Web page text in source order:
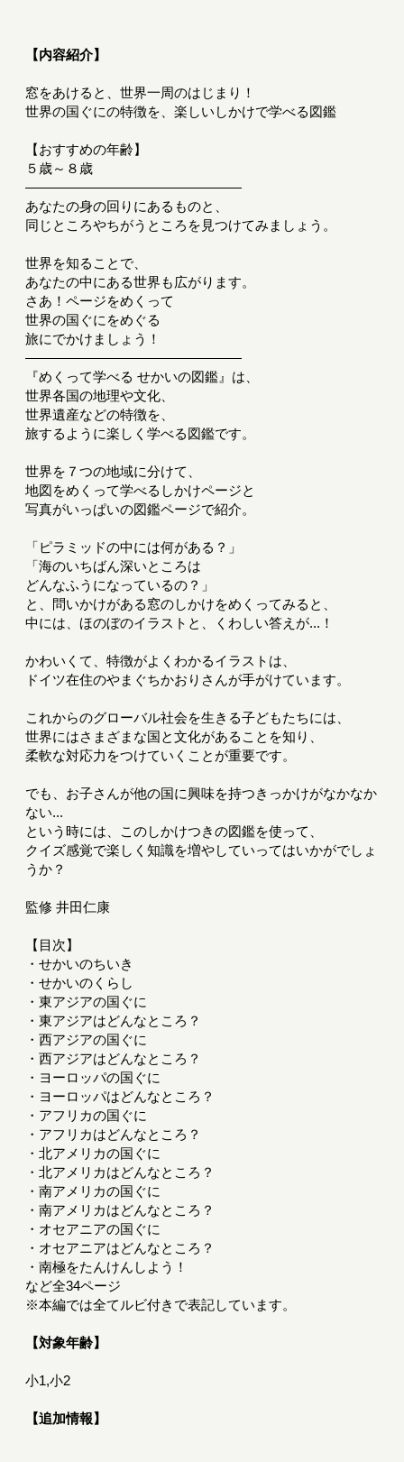
【内容紹介】
窓をあけると、世界一周のはじまり！
世界の国ぐにの特徴を、楽しいしかけで学べる図鑑
【おすすめの年齢】
５歳～８歳
――――――――――――――――
あなたの身の回りにあるものと、
同じところやちがうところを見つけてみましょう。
世界を知ることで、
あなたの中にある世界も広がります。
さあ！ページをめくって
世界の国ぐにをめぐる
旅にでかけましょう！
――――――――――――――――
『めくって学べる せかいの図鑑』は、
世界各国の地理や文化、
世界遺産などの特徴を、
旅するように楽しく学べる図鑑です。
世界を７つの地域に分けて、
地図をめくって学べるしかけページと
写真がいっぱいの図鑑ページで紹介。
「ピラミッドの中には何がある？」
「海のいちばん深いところは
どんなふうになっているの？」
と、問いかけがある窓のしかけをめくってみると、
中には、ほのぼのイラストと、くわしい答えが...！
かわいくて、特徴がよくわかるイラストは、
ドイツ在住のやまぐちかおりさんが手がけています。
これからのグローバル社会を生きる子どもたちには、
世界にはさまざまな国と文化があることを知り、
柔軟な対応力をつけていくことが重要です。
でも、お子さんが他の国に興味を持つきっかけがなかなか
ない...
という時には、このしかけつきの図鑑を使って、
クイズ感覚で楽しく知識を増やしていってはいかがでしょ
うか？
監修 井田仁康
【目次】
・せかいのちいき
・せかいのくらし
・東アジアの国ぐに
・東アジアはどんなところ？
・西アジアの国ぐに
・西アジアはどんなところ？
・ヨーロッパの国ぐに
・ヨーロッパはどんなところ？
・アフリカの国ぐに
・アフリカはどんなところ？
・北アメリカの国ぐに
・北アメリカはどんなところ？
・南アメリカの国ぐに
・南アメリカはどんなところ？
・オセアニアの国ぐに
・オセアニアはどんなところ？
・南極をたんけんしよう！
など全34ページ
※本編では全てルビ付きで表記しています。
【対象年齢】
小1,小2
【追加情報】